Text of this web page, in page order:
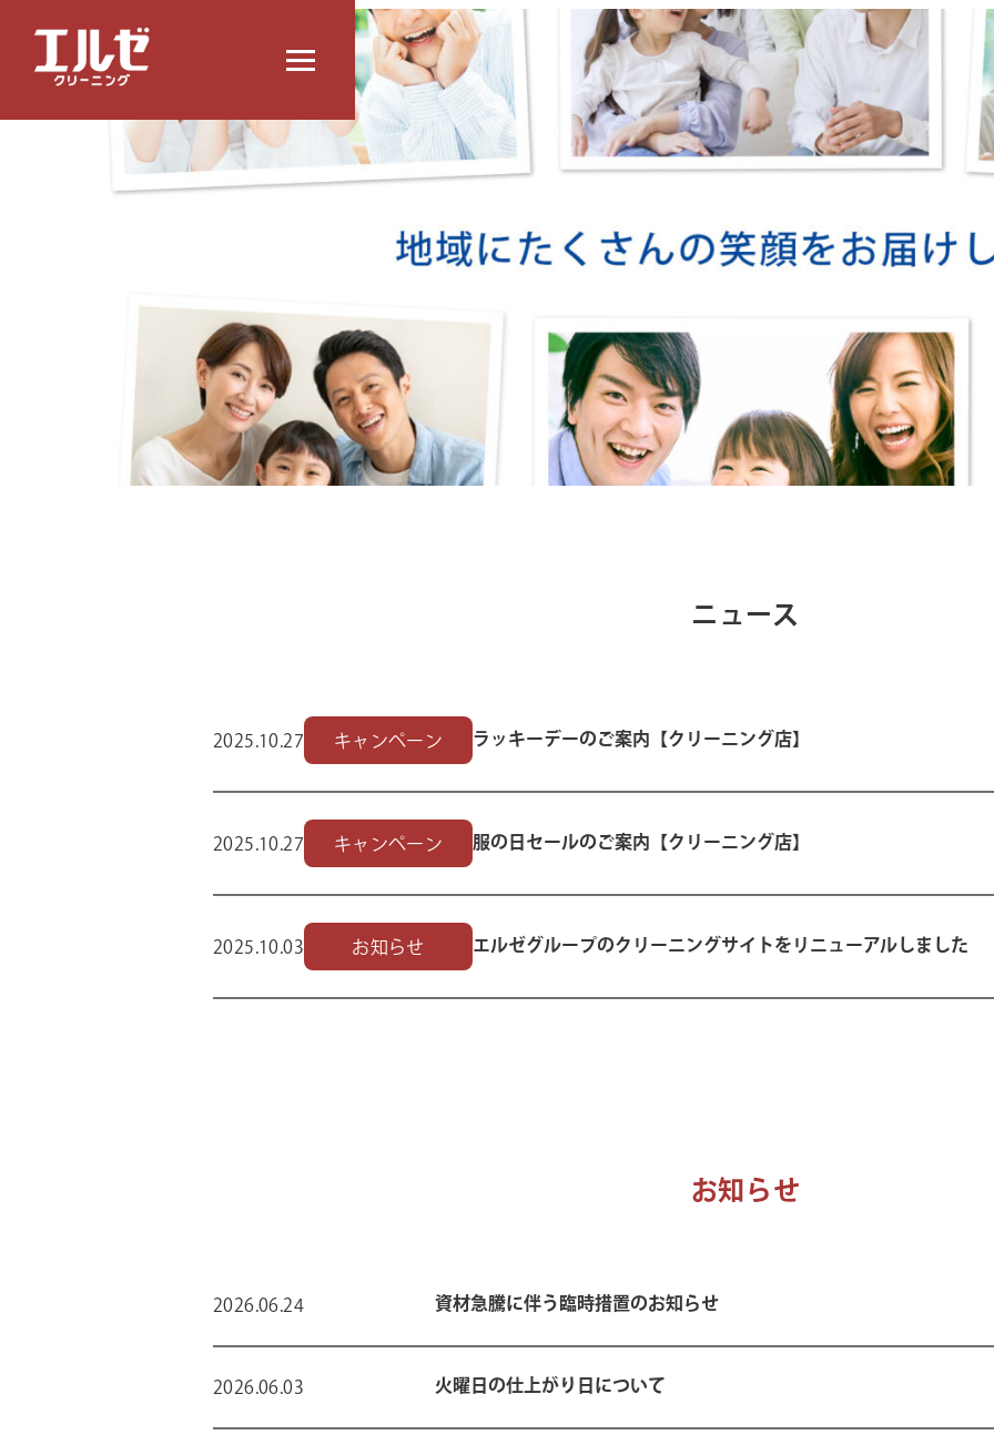
ニュース
2025.10.27 キャンペーン ラッキーデーのご案内【クリーニング店】
2025.10.27 キャンペーン 服の日セールのご案内【クリーニング店】
2025.10.03 お知らせ エルゼグループのクリーニングサイトをリニューアルしました
お知らせ
2026.06.24 資材急騰に伴う臨時措置のお知らせ
2026.06.03 火曜日の仕上がり日について